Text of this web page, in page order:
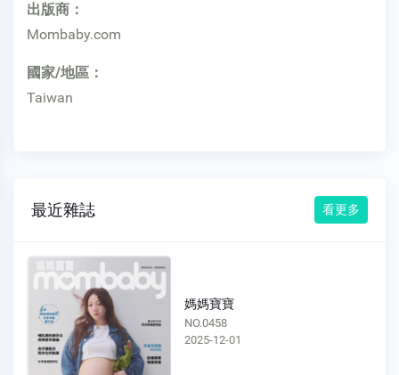
出版商：
Mombaby.com
國家/地區：
Taiwan
最近雜誌 看更多
媽媽寶寶
NO.0458
2025-12-01